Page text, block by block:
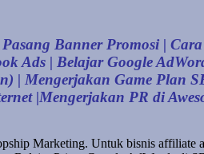
Banner Promosi |
Ads | Belajar Google
Mengerjakan Game Plan
|Mengerjakan PR di
Marketing. Untuk bisnis